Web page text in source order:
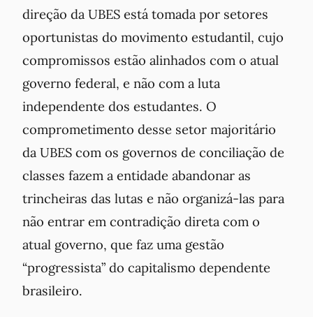
direção da UBES está tomada por setores
oportunistas do movimento estudantil, cujo
compromissos estão alinhados com o atual
governo federal, e não com a luta
independente dos estudantes. O
comprometimento desse setor majoritário
da UBES com os governos de conciliação de
classes fazem a entidade abandonar as
trincheiras das lutas e não organizá-las para
não entrar em contradição direta com o
atual governo, que faz uma gestão
“progressista” do capitalismo dependente
brasileiro.